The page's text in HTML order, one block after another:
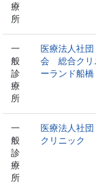
療
所
一
般
診
療
所
医療法人社
会 総合クリ
ーランド船
一
般
診
療
所
医療法人社
クリニック